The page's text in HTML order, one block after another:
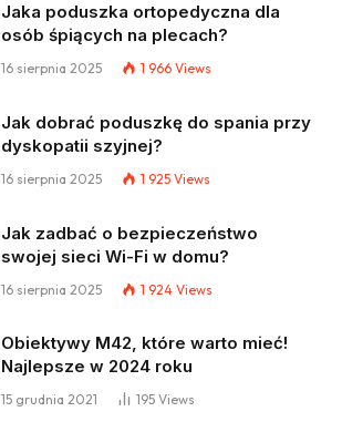
Jaka poduszka ortopedyczna dla
osób śpiących na plecach?
16 sierpnia 2025 1 966 Views
Jak dobrać poduszkę do spania przy
dyskopatii szyjnej?
16 sierpnia 2025 1 925 Views
Jak zadbać o bezpieczeństwo
swojej sieci Wi-Fi w domu?
16 sierpnia 2025 1 924 Views
Obiektywy M42, które warto mieć!
Najlepsze w 2024 roku
15 grudnia 2021 195 Views